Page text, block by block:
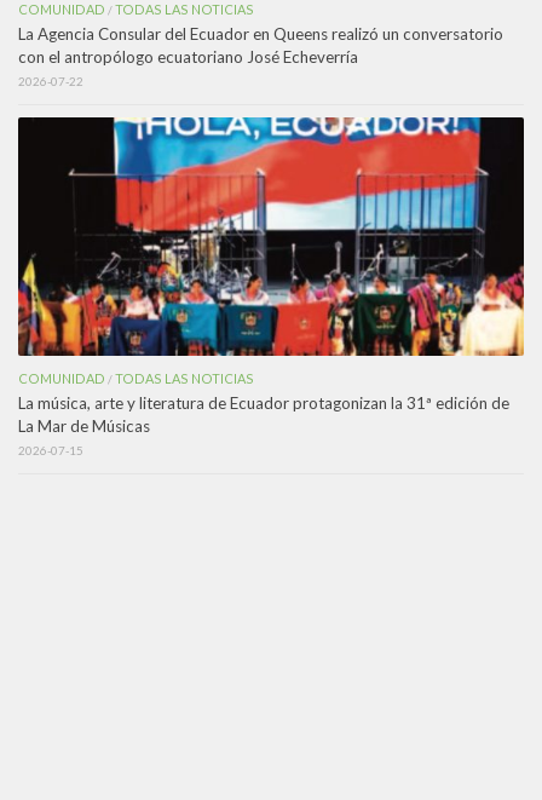
COMUNIDAD /TODAS LAS NOTICIAS
La Agencia Consular del Ecuador en Queens realizó un conversatorio
con el antropólogo ecuatoriano José Echeverría
2026-07-22
COMUNIDAD /TODAS LAS NOTICIAS
La música, arte y literatura de Ecuador protagonizan la 31ª edición de
La Mar de Músicas
2026-07-15